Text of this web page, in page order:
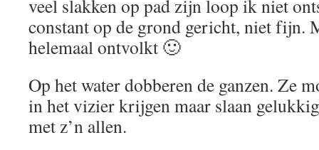
veel slakken op pad zijn loop ik niet
constant op de grond gericht, niet fijn.
helemaal ontvolkt 🙂
Op het water dobberen de ganzen. Ze
in het vizier krijgen maar slaan gelukkig
met z’n allen.